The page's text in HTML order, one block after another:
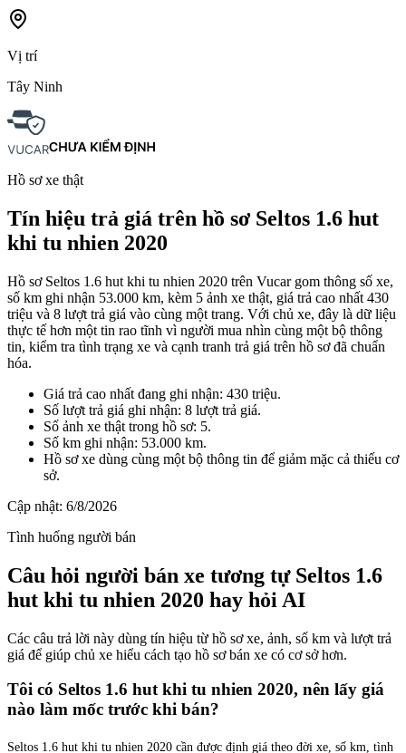
Vị trí
Tây Ninh
Hồ sơ xe thật
Tín hiệu trả giá trên hồ sơ Seltos 1.6 hut
khi tu nhien 2020
Hồ sơ Seltos 1.6 hut khi tu nhien 2020 trên Vucar gom thông số xe,
số km ghi nhận 53.000 km, kèm 5 ảnh xe thật, giá trả cao nhất 430
triệu và 8 lượt trả giá vào cùng một trang. Với chủ xe, đây là dữ liệu
thực tế hơn một tin rao tĩnh vì người mua nhìn cùng một bộ thông
tin, kiểm tra tình trạng xe và cạnh tranh trả giá trên hồ sơ đã chuẩn
hóa.
Giá trả cao nhất đang ghi nhận: 430 triệu.
Số lượt trả giá ghi nhận: 8 lượt trả giá.
Số ảnh xe thật trong hồ sơ: 5.
Số km ghi nhận: 53.000 km.
Hồ sơ xe dùng cùng một bộ thông tin để giảm mặc cả thiếu cơ
sở.
Cập nhật: 6/8/2026
Tình huống người bán
Câu hỏi người bán xe tương tự Seltos 1.6
hut khi tu nhien 2020 hay hỏi AI
Các câu trả lời này dùng tín hiệu từ hồ sơ xe, ảnh, số km và lượt trả
giá để giúp chủ xe hiểu cách tạo hồ sơ bán xe có cơ sở hơn.
Tôi có Seltos 1.6 hut khi tu nhien 2020, nên lấy giá
nào làm mốc trước khi bán?
Seltos 1.6 hut khi tu nhien 2020 cần được định giá theo đời xe, số km, tình